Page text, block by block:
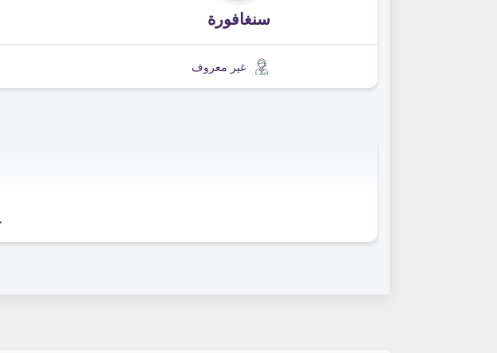
سنغافورة
غير معروف